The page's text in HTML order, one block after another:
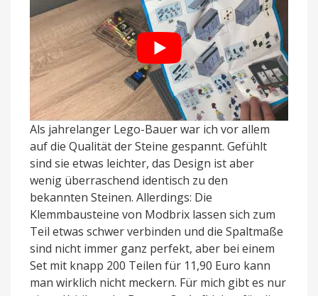
Als jahrelanger Lego-Bauer war ich vor allem
auf die Qualität der Steine gespannt. Gefühlt
sind sie etwas leichter, das Design ist aber
wenig überraschend identisch zu den
bekannten Steinen. Allerdings: Die
Klemmbausteine von Modbrix lassen sich zum
Teil etwas schwer verbinden und die Spaltmaße
sind nicht immer ganz perfekt, aber bei einem
Set mit knapp 200 Teilen für 11,90 Euro kann
man wirklich nicht meckern. Für mich gibt es nur